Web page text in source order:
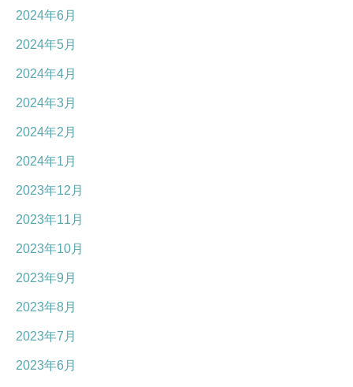
2024年6月
2024年5月
2024年4月
2024年3月
2024年2月
2024年1月
2023年12月
2023年11月
2023年10月
2023年9月
2023年8月
2023年7月
2023年6月